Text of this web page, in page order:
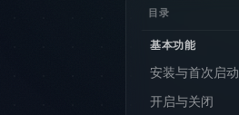
目录
基本功能
安装与首次启动
开启与关闭